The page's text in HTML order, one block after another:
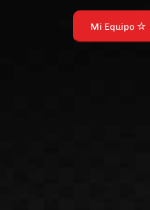
Mi Equipo